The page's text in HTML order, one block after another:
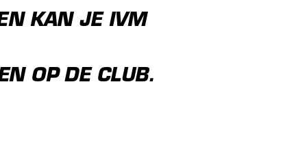
KAN JE IVM
OP DE CLUB.